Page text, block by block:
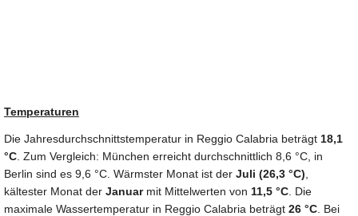
Temperaturen
Die Jahresdurchschnittstemperatur in Reggio Calabria beträgt 18,1
°C . Zum Vergleich: München erreicht durchschnittlich 8,6 °C, in
Berlin sind es 9,6 °C. Wärmster Monat ist der Juli (26,3 °C)
kältester Monat der Januarmit Mittelwerten von 11,5 °C . Die
maximale Wassertemperatur in Reggio Calabria beträgt 26 °C . Bei